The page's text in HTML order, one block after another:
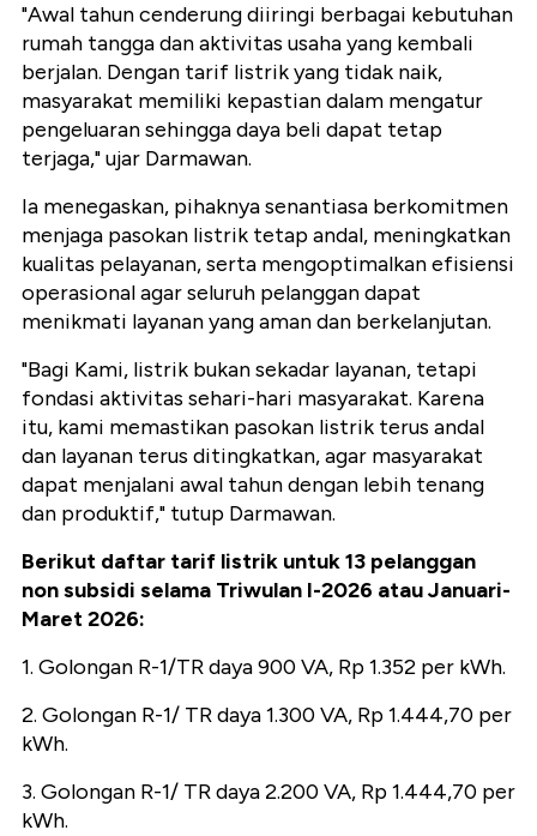
"Awal tahun cenderung diiringi berbagai kebutuhan
rumah tangga dan aktivitas usaha yang kembali
berjalan. Dengan tarif listrik yang tidak naik,
masyarakat memiliki kepastian dalam mengatur
pengeluaran sehingga daya beli dapat tetap
terjaga," ujar Darmawan.
Ia menegaskan, pihaknya senantiasa berkomitmen
menjaga pasokan listrik tetap andal, meningkatkan
kualitas pelayanan, serta mengoptimalkan efisiensi
operasional agar seluruh pelanggan dapat
menikmati layanan yang aman dan berkelanjutan.
"Bagi Kami, listrik bukan sekadar layanan, tetapi
fondasi aktivitas sehari-hari masyarakat. Karena
itu, kami memastikan pasokan listrik terus andal
dan layanan terus ditingkatkan, agar masyarakat
dapat menjalani awal tahun dengan lebih tenang
dan produktif," tutup Darmawan.
Berikut daftar tarif listrik untuk 13 pelanggan
non subsidi selama Triwulan I-2026 atau Januari-
Maret 2026:
1. Golongan R-1/TR daya 900 VA, Rp 1.352 per kWh.
2. Golongan R-1/ TR daya 1.300 VA, Rp 1.444,70 per
kWh.
3. Golongan R-1/ TR daya 2.200 VA, Rp 1.444,70 per
kWh.